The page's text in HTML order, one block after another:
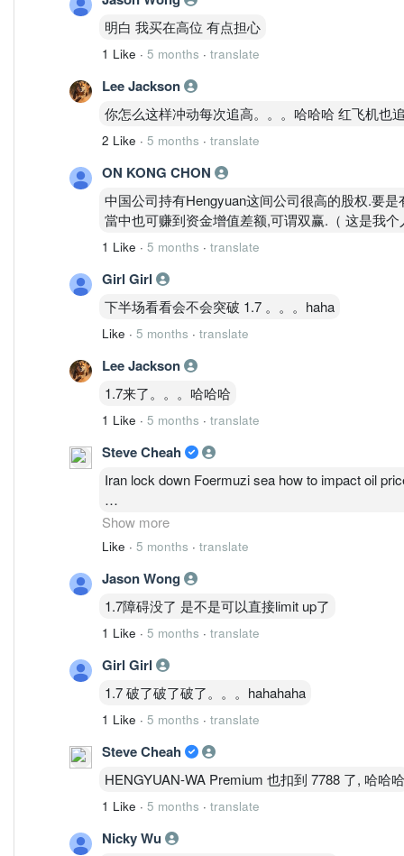
明白 我买在高位 有点担心
1 Like · 5 months · translate
Lee Jackson
你怎么这样冲动每次追高。。。哈哈哈 红飞机也
2 Like · 5 months · translate
ON KONG CHON
中国公司持有Hengyuan这间公司很高的股权.要
當中也可赚到资金增值差额,可谓双赢.（ 这是我个
1 Like · 5 months · translate
Girl Girl
下半场看看会不会突破 1.7 。。。haha
Like · 5 months · translate
Lee Jackson
1.7来了。。。哈哈哈
1 Like · 5 months · translate
Steve Cheah
Iran lock down Foermuzi sea how to impact oil
7 days oil price reach USD 90, lockdown 15 days
Show more
Like · 5 months · translate
Jason Wong
1.7障碍没了 是不是可以直接limit up了
1 Like · 5 months · translate
Girl Girl
1.7 破了破了破了。。。hahahaha
1 Like · 5 months · translate
Steve Cheah
HENGYUAN-WA Premium 也扣到 7788 了, 哈哈哈
1 Like · 5 months · translate
Nicky Wu